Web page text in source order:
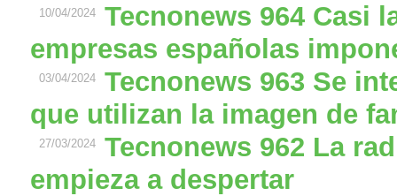
10/04/2024
Tecnonews 964 Casi
empresas españolas
03/04/2024
Tecnonews 963 Se
que utilizan la imagen de
27/03/2024
Tecnonews 962 La
empieza a despertar